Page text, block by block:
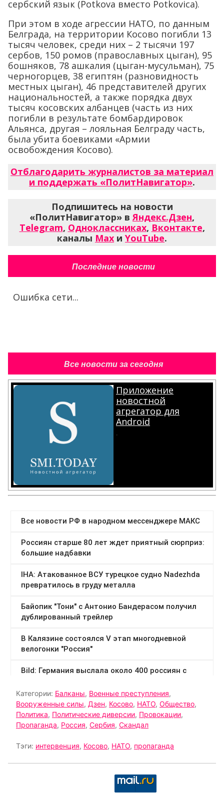
сербский язык (Potkova вместо Potkovica).
При этом в ходе агрессии НАТО, по данным
Белграда, на территории Косово погибли 13
тысяч человек, среди них – 2 тысячи 197
сербов, 150 ромов (православных цыган), 95
бошняков, 78 ашкалия (цыган-мусульман), 75
черногорцев, 38 египтян (разновидность
местных цыган), 46 представителей других
национальностей, а также порядка двух
тысяч косовских албанцев (часть из них
погибли в результате бомбардировок
Альянса, другая – лояльная Белграду часть,
была убита боевиками «Армии
освобождения Косово).
Отблагодарить журналистов за материал
и поддержать «ПолитНавигатор».
Подпишитесь на новости
«ПолитНавигатор» вЯндекс.Дзен,
Telegram, Одноклассниках, Вконтакте,
каналы Max и YouTube.
Последние новости
Ошибка сети...
Все новости за сегодня
Приложение
новостной
агрегатор для
Android
.
Категории: Балканы, Военные преступления,
Вооруженные силы, Дзен, Косово, НАТО, Общество,
Политика, Политические диверсии, Провокации,
Пропаганда, Россия, Сербия, Скандал
Тэги: интервенция, Косово, НАТО, пропаганда